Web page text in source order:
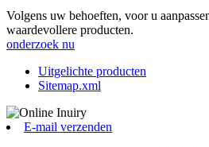
Volgens uw behoeften, voor u
waardevollere producten.
onderzoek nu
Uitgelichte producten
Sitemap.xml
E-mail verzenden